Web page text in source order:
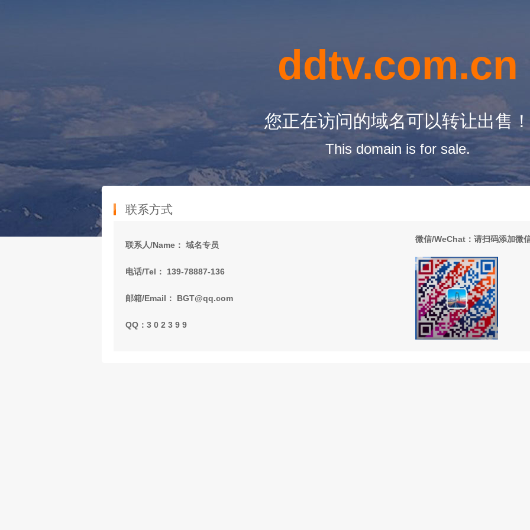
ddtv.com.cn
您正在访问的域名可以转让出售！
This domain is for sale.
联系方式
联系人/Name： 域名专员
电话/Tel： 139-78887-136
邮箱/Email： BGT@qq.com
QQ：3 0 2 3 9 9
微信/WeChat：请扫码添加微